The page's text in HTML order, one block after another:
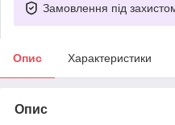
Замовлення під
Опис Характеристики
Опис